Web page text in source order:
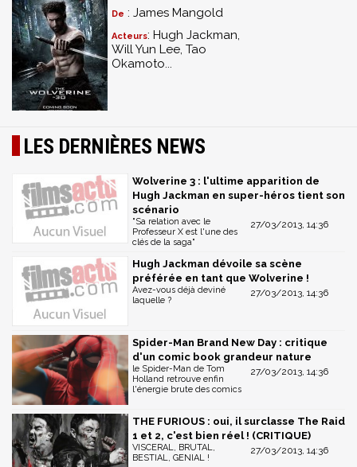
De : James Mangold
Acteurs: Hugh Jackman,
Will Yun Lee, Tao
Okamoto...
LES DERNIÈRES NEWS
Wolverine 3 : l'ultime apparition de
Hugh Jackman en super-héros tient son
scénario
27/03/2013, 14:36
"Sa relation avec le
Professeur X est l'une des
clés de la saga"
Hugh Jackman dévoile sa scène
préférée en tant que Wolverine !
27/03/2013, 14:36
Avez-vous déjà deviné
laquelle ?
Spider-Man Brand New Day : critique
d'un comic book grandeur nature
27/03/2013, 14:36
le Spider-Man de Tom
Holland retrouve enfin
l'énergie brute des comics
THE FURIOUS : oui, il surclasse The Raid
1 et 2, c'est bien réel ! (CRITIQUE)
27/03/2013, 14:36
VISCERAL, BRUTAL,
BESTIAL, GENIAL !